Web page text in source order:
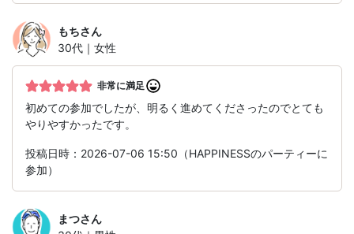
もちさん
30代｜女性
非常に満足
初めての参加でしたが、明るく進めてくださったのでとても
やりやすかったです。
投稿日時：2026-07-06 15:50（HAPPINESSのパーティーに
参加）
まつさん